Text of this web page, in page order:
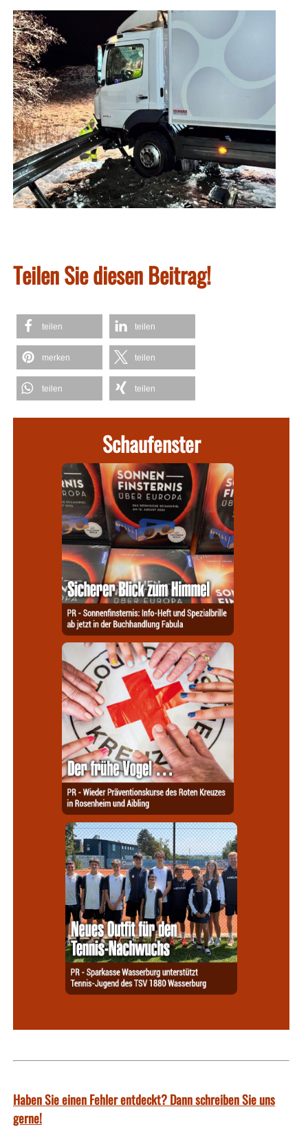
Teilen Sie diesen Beitrag!
teilen teilen
merken teilen
teilen teilen
Schaufenster
Haben Sie einen Fehler entdeckt? Dann schreiben Sie uns
gerne!